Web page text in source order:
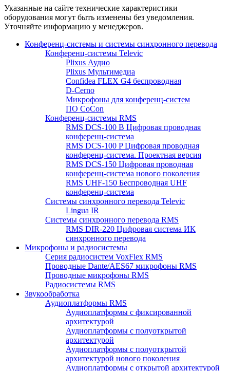
Указанные на сайте технические характеристики
оборудования могут быть изменены без уведомления.
Уточняйте информацию у менеджеров.
Конференц-системы и системы синхронного перевода
Конференц-системы Televic
Plixus Аудио
Plixus Мультимедиа
Confidea FLEX G4 беспроводная
D-Cerno
Микрофоны для конференц-систем
ПО CoCon
Конференц-системы RMS
RMS DCS-100 B Цифровая проводная
конференц-система
RMS DCS-100 P Цифровая проводная
конференц-система. Проектная версия
RMS DCS-150 Цифровая проводная
конференц-система нового поколения
RMS UHF-150 Беспроводная UHF
конференц-система
Системы синхронного перевода Televic
Lingua IR
Системы синхронного перевода RMS
RMS DIR-220 Цифровая система ИК
синхронного перевода
Микрофоны и радиосистемы
Серия радиосистем VoxFlex RMS
Проводные Dante/AES67 микрофоны RMS
Проводные микрофоны RMS
Радиосистемы RMS
Звукообработка
Аудиоплатформы RMS
Аудиоплатформы с фиксированной
архитектурой
Аудиоплатформы с полуоткрытой
архитектурой
Аудиоплатформы с полуоткрытой
архитектурой нового поколения
Аудиоплатформы с открытой архитектурой